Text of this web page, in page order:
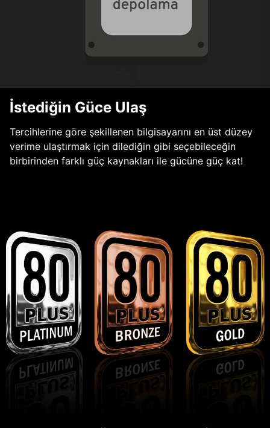
İstediğin Güce Ulaş
Tercihlerine göre şekillenen bilgisayarını en üst düzey
verime ulaştırmak için dilediğin gibi seçebileceğin
birbirinden farklı güç kaynakları ile gücüne güç kat!